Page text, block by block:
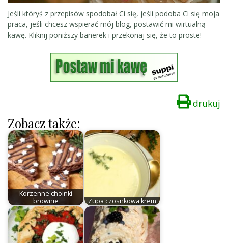
Jeśli któryś z przepisów spodobał Ci się, jeśli podoba Ci się moja
praca, jeśli chcesz wspierać mój blog, postawić mi wirtualną
kawę. Kliknij poniższy banerek i przekonaj się, że to proste!
drukuj
Zobacz także:
Korzenne choinki
brownie
Zupa czosnkowa krem